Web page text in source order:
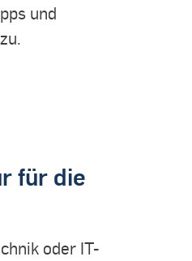
und
für die
oder IT-